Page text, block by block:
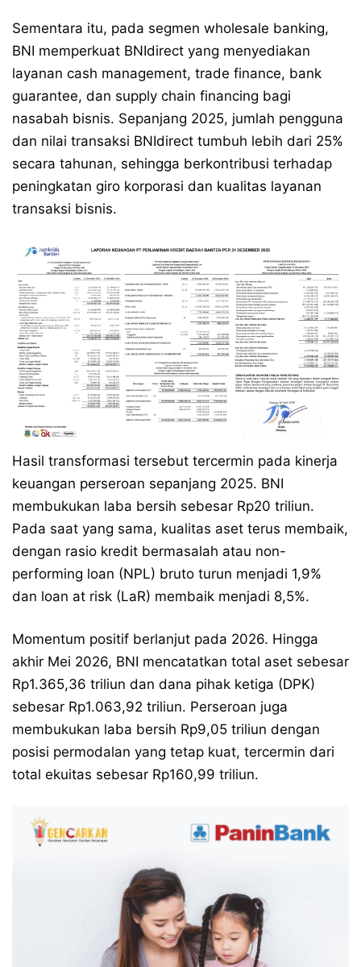
Sementara itu, pada segmen wholesale banking,
BNI memperkuat BNIdirect yang menyediakan
layanan cash management, trade finance, bank
guarantee, dan supply chain financing bagi
nasabah bisnis. Sepanjang 2025, jumlah pengguna
dan nilai transaksi BNIdirect tumbuh lebih dari 25%
secara tahunan, sehingga berkontribusi terhadap
peningkatan giro korporasi dan kualitas layanan
transaksi bisnis.
Hasil transformasi tersebut tercermin pada kinerja
keuangan perseroan sepanjang 2025. BNI
membukukan laba bersih sebesar Rp20 triliun.
Pada saat yang sama, kualitas aset terus membaik,
dengan rasio kredit bermasalah atau non-
performing loan (NPL) bruto turun menjadi 1,9%
dan loan at risk (LaR) membaik menjadi 8,5%.
Momentum positif berlanjut pada 2026. Hingga
akhir Mei 2026, BNI mencatatkan total aset sebesar
Rp1.365,36 triliun dan dana pihak ketiga (DPK)
sebesar Rp1.063,92 triliun. Perseroan juga
membukukan laba bersih Rp9,05 triliun dengan
posisi permodalan yang tetap kuat, tercermin dari
total ekuitas sebesar Rp160,99 triliun.